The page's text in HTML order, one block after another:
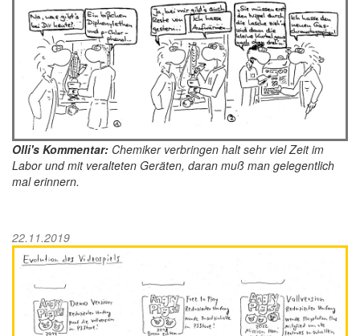
Olli's Kommentar: Chemiker verbringen halt sehr viel Zeit im
Labor und mit veralteten Geräten, daran muß man gelegentlich
mal erinnern.
22.11.2019